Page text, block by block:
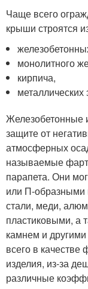
Чаще всего
крыши строятся
монолитного
кирпича,
Железобетонные
защите от
атмосферных
называемые
парапета. Они
или П-образными
стали, меди,
пластиковыми, а
камнем и
всего в
изделия, из-за
различные